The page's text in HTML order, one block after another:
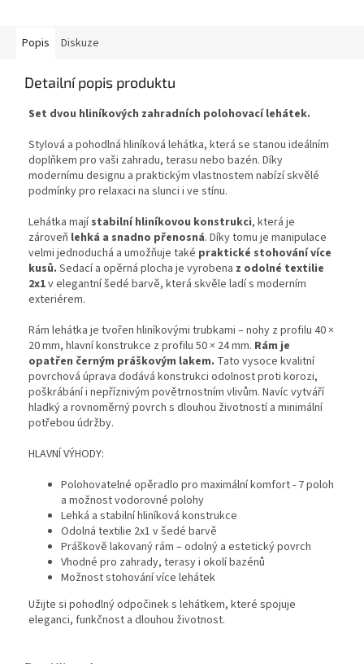
Popis Diskuze
Detailní popis produktu
Set dvou hliníkových zahradních polohovací lehátek.
Stylová a pohodlná hliníková lehátka, která se stanou ideálním
doplňkem pro vaši zahradu, terasu nebo bazén. Díky
modernímu designu a praktickým vlastnostem nabízí skvělé
podmínky pro relaxaci na slunci i ve stínu.
Lehátka mají stabilní hliníkovou konstrukci, která je
zároveň lehká a snadno přenosná. Díky tomu je manipulace
velmi jednoduchá a umožňuje také praktické stohování více
kusů. Sedací a opěrná plocha je vyrobena z odolné textilie
2x1v elegantní šedé barvě, která skvěle ladí s moderním
exteriérem.
Rám lehátka je tvořen hliníkovými trubkami – nohy z profilu 40 ×
20 mm, hlavní konstrukce z profilu 50 × 24 mm. Rám je
opatřen černým práškovým lakem. Tato vysoce kvalitní
povrchová úprava dodává konstrukci odolnost proti korozi,
poškrábání i nepříznivým povětrnostním vlivům. Navíc vytváří
hladký a rovnoměrný povrch s dlouhou životností a minimální
potřebou údržby.
HLAVNÍ VÝHODY:
Polohovatelné opěradlo pro maximální komfort - 7 poloh
a možnost vodorovné polohy
Lehká a stabilní hliníková konstrukce
Odolná textilie 2x1 v šedé barvě
Práškově lakovaný rám – odolný a estetický povrch
Vhodné pro zahrady, terasy i okolí bazénů
Možnost stohování více lehátek
Užijte si pohodlný odpočinek s lehátkem, které spojuje
eleganci, funkčnost a dlouhou životnost.